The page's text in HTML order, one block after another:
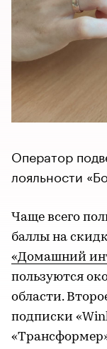
Оператор
лояльности
Чаще всего
баллы на
«Домашний
пользуются
области.
подписки